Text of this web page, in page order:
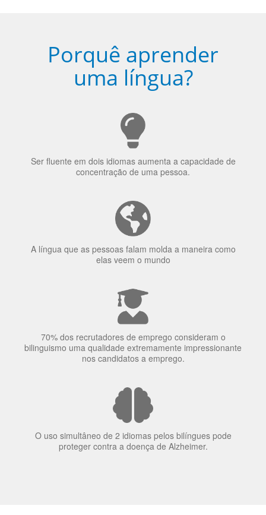
Porquê aprender
uma língua?
Ser fluente em dois idiomas aumenta a capacidade de
concentração de uma pessoa.
A língua que as pessoas falam molda a maneira como
elas veem o mundo
70% dos recrutadores de emprego consideram o
bilinguismo uma qualidade extremamente impressionante
nos candidatos a emprego.
O uso simultâneo de 2 idiomas pelos bilíngues pode
proteger contra a doença de Alzheimer.